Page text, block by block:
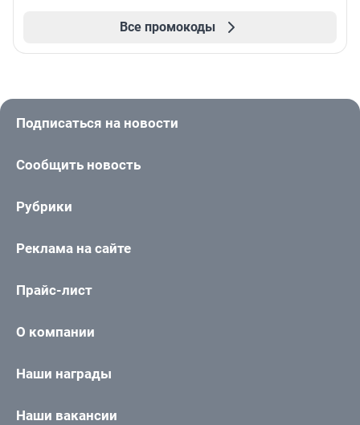
Все промокоды
Подписаться на новости
Сообщить новость
Рубрики
Реклама на сайте
Прайс-лист
О компании
Наши награды
Наши вакансии